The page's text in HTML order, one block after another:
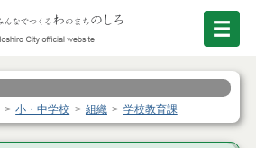
小・中学校 組織 学校教育課